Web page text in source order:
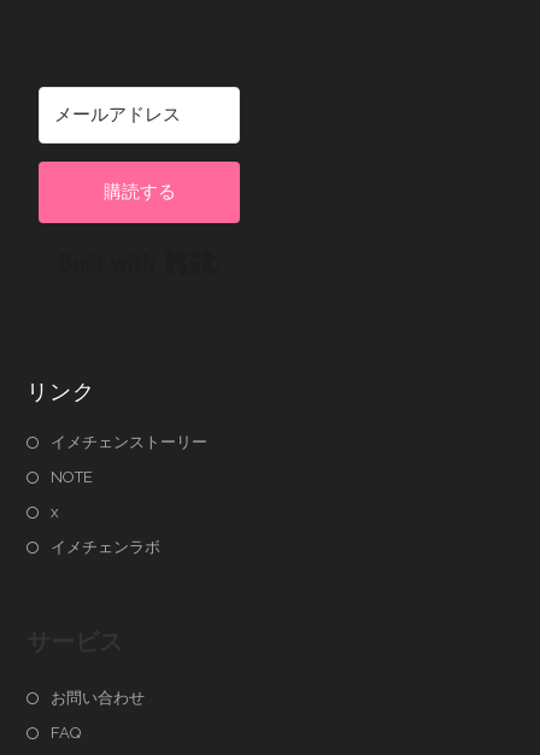
購読する
リンク
イメチェンストーリー
NOTE
x
イメチェンラボ
お問い合わせ
FAQ